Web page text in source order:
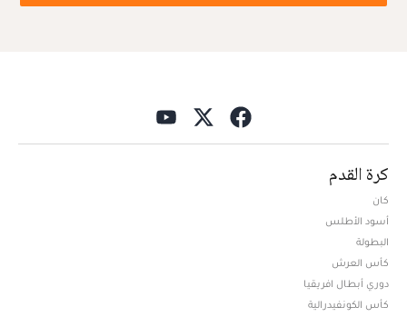
كرة القدم
كان
أسود الأطلس
البطولة
كأس العرش
دوري أبطال افريقيا
كأس الكونفيدرالية